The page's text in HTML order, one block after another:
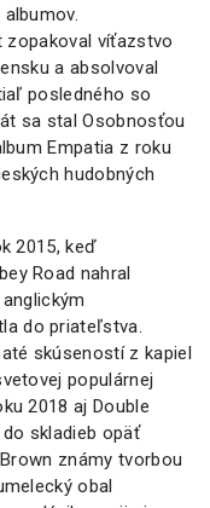
zopakoval víťazstvo
a absolvoval
posledného so
sa stal Osobnosťou
Empatia z roku
hudobných
2015, keď
Road nahral
do priateľstva.
skúseností z kapiel
populárnej
2018 aj Double
skladieb opäť
známy tvorbou
obal